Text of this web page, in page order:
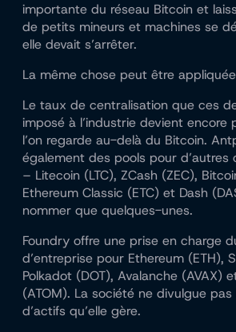
importante du réseau Bitcoin et
de petits mineurs et machines se
elle devait s’arrêter.
La même chose peut être
Le taux de centralisation que ces
imposé à l’industrie devient encore
l’on regarde au-delà du Bitcoin.
également des pools pour
– Litecoin (LTC), ZCash (ZEC),
Ethereum Classic (ETC) et Dash
nommer que quelques-unes.
Foundry offre une prise en charge
d’entreprise pour Ethereum (ETH),
Polkadot (DOT), Avalanche (AVAX)
(ATOM). La société ne divulgue
d’actifs qu’elle gère.